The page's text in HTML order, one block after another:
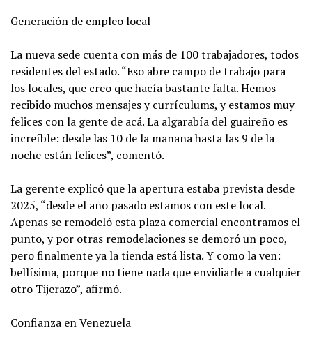
Generación de empleo local
La nueva sede cuenta con más de 100 trabajadores, todos
residentes del estado. “Eso abre campo de trabajo para
los locales, que creo que hacía bastante falta. Hemos
recibido muchos mensajes y currículums, y estamos muy
felices con la gente de acá. La algarabía del guaireño es
increíble: desde las 10 de la mañana hasta las 9 de la
noche están felices”, comentó.
La gerente explicó que la apertura estaba prevista desde
2025, “desde el año pasado estamos con este local.
Apenas se remodeló esta plaza comercial encontramos el
punto, y por otras remodelaciones se demoró un poco,
pero finalmente ya la tienda está lista. Y como la ven:
bellísima, porque no tiene nada que envidiarle a cualquier
otro Tijerazo”, afirmó.
Confianza en Venezuela